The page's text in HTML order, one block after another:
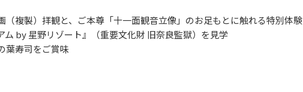
複製）拝観と、ご本尊「十一面観音立像」のお足もとに触れる特別体験
by 星野リゾート』（重要文化財 旧奈良監獄）を見学
寿司をご賞味